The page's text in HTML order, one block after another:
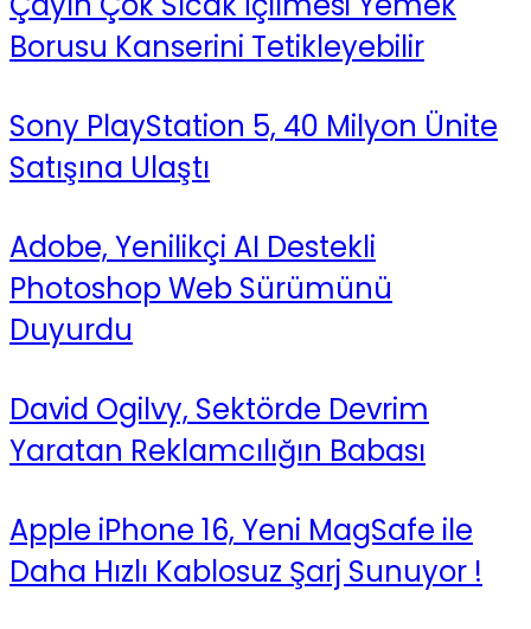
Borusu Kanserini Tetikleyebilir
Sony PlayStation 5, 40 Milyon Ünite
Satışına Ulaştı
Adobe, Yenilikçi AI Destekli
Photoshop Web Sürümünü
Duyurdu
David Ogilvy, Sektörde Devrim
Yaratan Reklamcılığın Babası
Apple iPhone 16, Yeni MagSafe ile
Daha Hızlı Kablosuz Şarj Sunuyor !